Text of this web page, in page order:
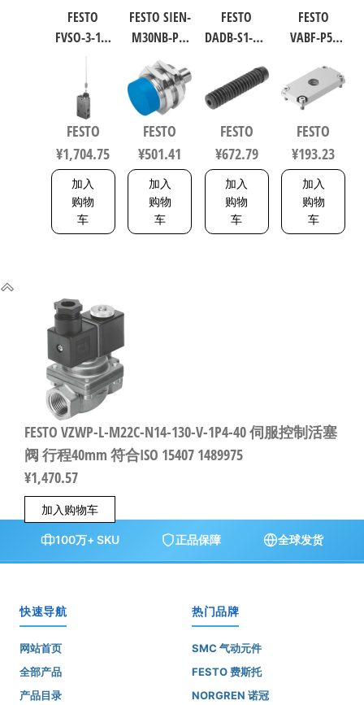
FESTO
FVSO-3-1/8
化零部件
规格3 3877
FESTO
¥1,704.75
加入
购物
车
FESTO SIEN-
M30NB-PS-
S-L 电感式
接近传感
器 符合EN
60947-5-2
150443
FESTO
¥501.41
加入
购物
车
FESTO
DADB-S1-40-
缸波纹管
保护套 行
符合ISO
6432 / ISO
15552
553463
FESTO
¥672.79
加入
购物
车
FESTO
VABF-P5-
软启动阀
8021860
FESTO
¥193.23
加入
购物
车
FESTO VZWP-L-M22C-N14-130-V-1P4-40 伺服控制活塞
阀 行程40mm 符合ISO 15407 1489975
¥1,470.57
加入购物车
100万+ SKU 正品保障 全球发货
快速导航
网站首页
全部产品
产品目录
热门品牌
SMC 气动元件
FESTO 费斯托
NORGREN 诺冠